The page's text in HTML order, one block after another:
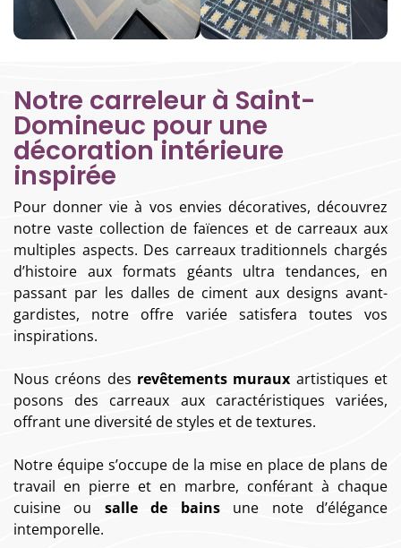
Notre carreleur à Saint-
Domineuc pour une
décoration intérieure
inspirée
Pour donner vie à vos envies décoratives, découvrez
notre vaste collection de faïences et de carreaux aux
multiples aspects. Des carreaux traditionnels chargés
d’histoire aux formats géants ultra tendances, en
passant par les dalles de ciment aux designs avant-
gardistes, notre offre variée satisfera toutes vos
inspirations.
Nous créons des revêtements muraux artistiques et
posons des carreaux aux caractéristiques variées,
offrant une diversité de styles et de textures.
Notre équipe s’occupe de la mise en place de plans de
travail en pierre et en marbre, conférant à chaque
cuisine ou salle de bainsune note d’élégance
intemporelle.